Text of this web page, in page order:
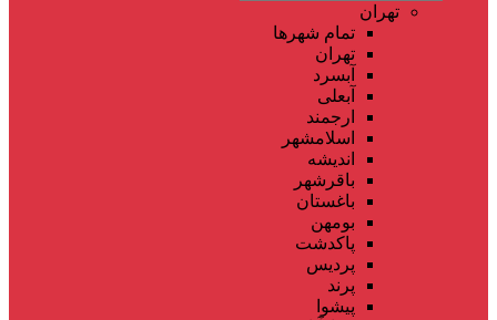
تهران
تمام شهر‌ها
تهران
آبسرد
آبعلی
ارجمند
اسلامشهر
اندیشه
باقرشهر
باغستان
بومهن
پاکدشت
پردیس
پرند
پیشوا